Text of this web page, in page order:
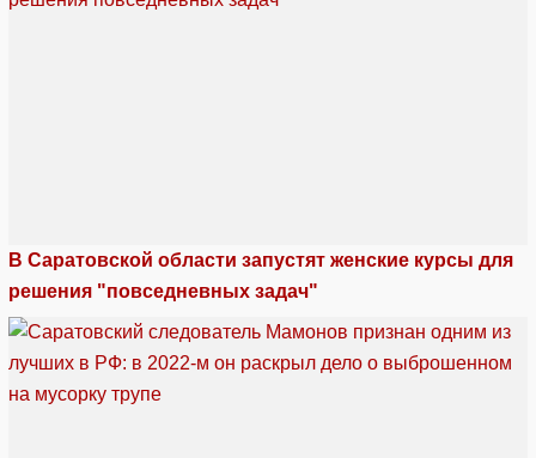
В Саратовской области запустят женские курсы для
решения "повседневных задач"